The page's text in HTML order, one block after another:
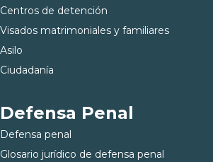
Centros de detención
Visados matrimoniales y familiares
Asilo
Ciudadanía
Defensa Penal
Defensa penal
Glosario jurídico de defensa penal